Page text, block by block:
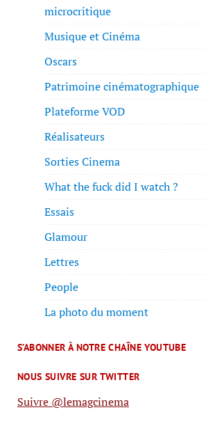
microcritique
Musique et Cinéma
Oscars
Patrimoine cinématographique
Plateforme VOD
Réalisateurs
Sorties Cinema
What the fuck did I watch ?
Essais
Glamour
Lettres
People
La photo du moment
S’ABONNER À NOTRE CHAÎNE YOUTUBE
NOUS SUIVRE SUR TWITTER
Suivre @lemagcinema